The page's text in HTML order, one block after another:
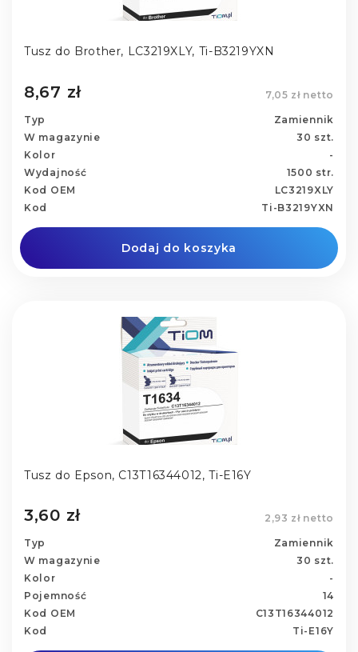
Tusz do Brother, LC3219XLY, Ti-B3219YXN
8,67 zł 7,05 zł netto
Typ
Zamiennik
W magazynie
30 szt.
Kolor
-
Wydajność
1500 str.
Kod OEM
LC3219XLY
Kod
Ti-B3219YXN
Dodaj do koszyka
Tusz do Epson, C13T16344012, Ti-E16Y
3,60 zł 2,93 zł netto
Typ
Zamiennik
W magazynie
30 szt.
Kolor
-
Pojemność
14
Kod OEM
C13T16344012
Kod
Ti-E16Y